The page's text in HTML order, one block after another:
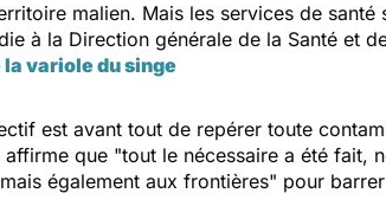
malien. Mais les services de santé
à la Direction générale de la Santé et
variole du singe
est avant tout de repérer toute
affirme que "tout le nécessaire a été fait,
également aux frontières" pour